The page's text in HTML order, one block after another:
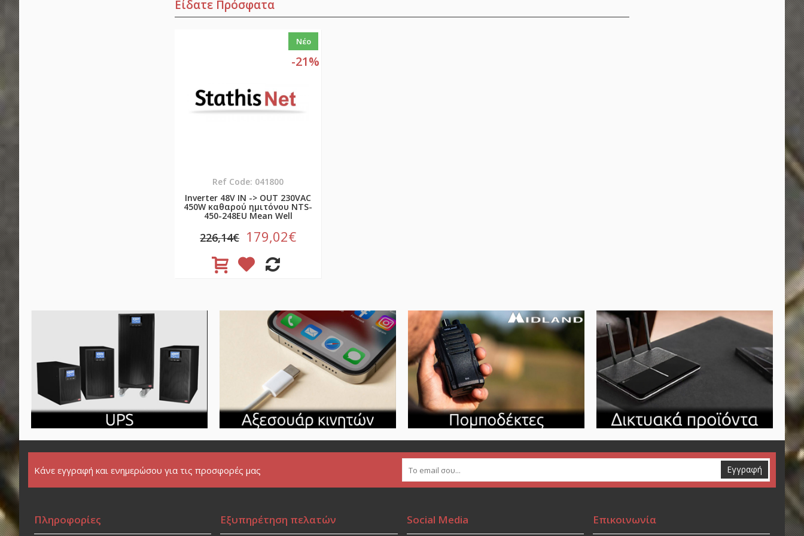
Είδατε Πρόσφατα
Νέο
-21%
Ref Code: 041800
Inverter 48V ΙΝ -> OUT 230VAC
450W καθαρού ημιτόνου NTS-
450-248EU Mean Well
226,14€ 179,02€
Κάνε εγγραφή και ενημερώσου για τις προσφορές μας Εγγραφή
Πληροφορίες Εξυπηρέτηση πελατών Social Media Επικοινωνία